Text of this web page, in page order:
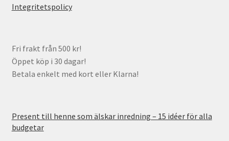
Integritetspolicy
Fri frakt från 500 kr!
Öppet köp i 30 dagar!
Betala enkelt med kort eller Klarna!
Present till henne som älskar inredning – 15 idéer för alla
budgetar